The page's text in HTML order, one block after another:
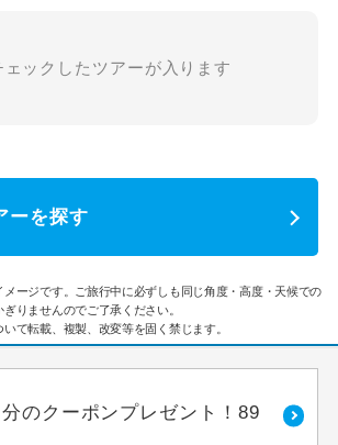
ェックしたツアーが入ります
ーを探す
ージです。ご旅行中に必ずしも同じ角度・高度・天候での
りませんのでご了承ください。
て転載、複製、改変等を固く禁じます。
のクーポンプレゼント！89